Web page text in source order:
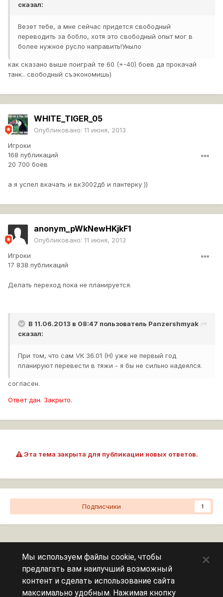
сказал:
Везет тебе, а мне сейчас придется свободный
переводить за бобло, хотя это свободный опыт мог в
более нужное русло направить!Уныло
как сказано выше поиграй те 60 (+-40) боев да прокачай
танк.. свободный съэкономишь)
WHITE_TIGER_05
Опубликовано: 11 июня, 2013
Игроки
168 публикаций
20 700 боёв
а я успел вкачать и вк3002дб и пантерку ))
anonym_pWkNewHKjkF1
Опубликовано: 11 июня, 2013
Игроки
17 838 публикаций
Делать переход пока не планируется.
В 11.06.2013 в 08:47 пользователь Panzershmyak
сказал:
При том, что сам VK 36.01 (H) уже не первый год
планируют перевести в тяжи - я бы не сильно надеялся.
согласен.
Ответ дан. Закрыто.
Эта тема закрыта для публикации новых ответов.
Подписчики 1
Сейчас на странице
Мы используем файлы cookie, чтобы
предлагать вам наилучший возможный
контент и сделать использование сайта
максимально удобным. Нажимая кнопку
×